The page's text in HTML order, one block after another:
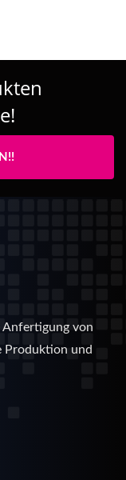
Anfertigung von
Produktion und